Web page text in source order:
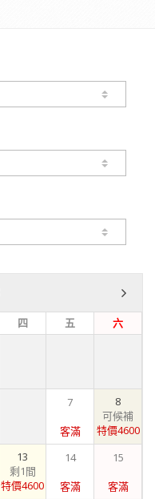
四 五 六
7
客滿
8
可候補
特價4600
13
剩1間
特價4600
14
客滿
15
客滿